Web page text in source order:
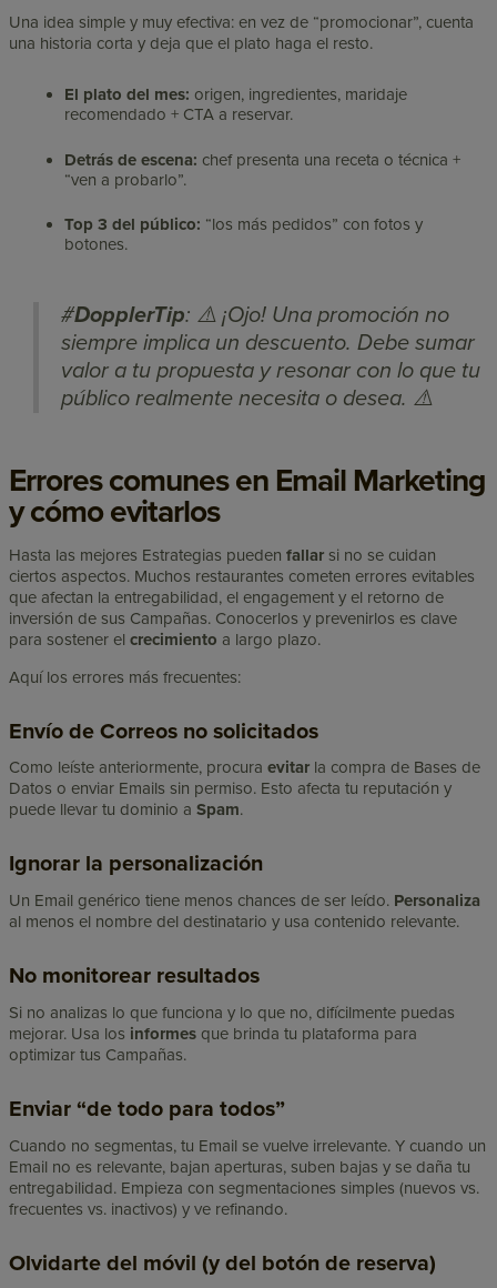
Una idea simple y muy efectiva: en vez de “promocionar”, cuenta
una historia corta y deja que el plato haga el resto.
El plato del mes: origen, ingredientes, maridaje
recomendado + CTA a reservar.
Detrás de escena: chef presenta una receta o técnica +
“ven a probarlo”.
Top 3 del público: “los más pedidos” con fotos y
botones.
#DopplerTip: ⚠️ ¡Ojo! Una promoción no
siempre implica un descuento. Debe sumar
valor a tu propuesta y resonar con lo que tu
público realmente necesita o desea. ⚠️
Errores comunes en Email Marketing
y cómo evitarlos
Hasta las mejores Estrategias puedenfallarsi no se cuidan
ciertos aspectos. Muchos restaurantes cometen errores evitables
que afectan la entregabilidad, el engagement y el retorno de
inversión de sus Campañas. Conocerlos y prevenirlos es clave
para sostener elcrecimiento a largo plazo.
Aquí los errores más frecuentes:
Envío de Correos no solicitados
Como leíste anteriormente, procuraevitar la compra de Bases de
Datos o enviar Emails sin permiso. Esto afecta tu reputación y
puede llevar tu dominio aSpam.
Ignorar la personalización
Un Email genérico tiene menos chances de ser leído. Personaliza
al menos el nombre del destinatario y usa contenido relevante.
No monitorear resultados
Si no analizas lo que funciona y lo que no, difícilmente puedas
mejorar. Usa los informes que brinda tu plataforma para
optimizar tus Campañas.
Enviar “de todo para todos”
Cuando no segmentas, tu Email se vuelve irrelevante. Y cuando un
Email no es relevante, bajan aperturas, suben bajas y se daña tu
entregabilidad. Empieza con segmentaciones simples (nuevos vs.
frecuentes vs. inactivos) y ve refinando.
Olvidarte del móvil (y del botón de reserva)